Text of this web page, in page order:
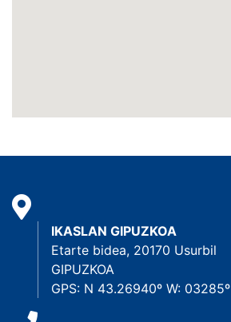
IKASLAN GIPUZKOA
Etarte bidea, 20170 Usurbil
GIPUZKOA
GPS: N 43.26940º W: 03285º